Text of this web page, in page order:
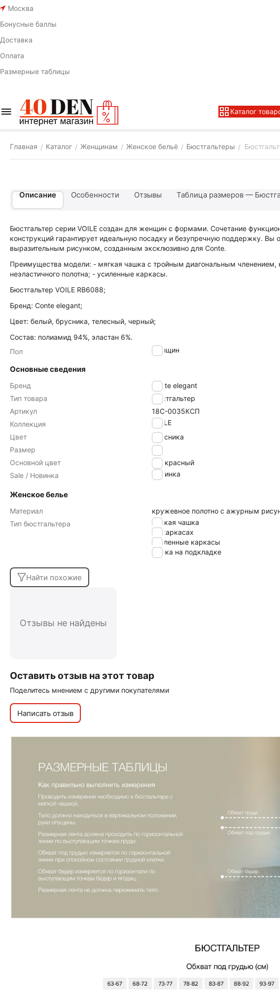
Москва
Бонусные баллы
Доставка
Оплата
Размерные таблицы
Каталог
Главная / Каталог / Женщинам / Женское бельё / Бюстгальтеры /
Описание Особенности Отзывы Таблица размеров —
Бюстгальтер серии VOILE создан для женщин с формами. Сочетание
конструкций гарантирует идеальную посадку и безупречную поддержку.
выразительным рисунком, созданным эксклюзивно для Conte.
Преимущества модели: - мягкая чашка с тройным диагональным членением,
неэластичного полотна; - усиленные каркасы.
Бюстгальтер VOILE RB6088;
Бренд: Conte elegant;
Цвет: белый, брусника, телесный, черный;
Состав: полиамид 94%, эластан 6%.
Пол
женщин
Основные сведения
Бренд
Conte elegant
Тип товара
Бюстгальтер
Артикул
18С-0035КСП
Коллекция
VOILE
Цвет
брусника
Размер
95F
Основной цвет
красный
Sale / Новинка
Новинка
Женское белье
Материал
кружевное полотно с ажурным
Тип бюстгальтера
мягкая чашка
на каркасах
усиленные каркасы
чашка на подкладке
Найти похожие
Отзывы не найдены
Оставить отзыв на этот товар
Поделитесь мнением с другими покупателями
Написать отзыв